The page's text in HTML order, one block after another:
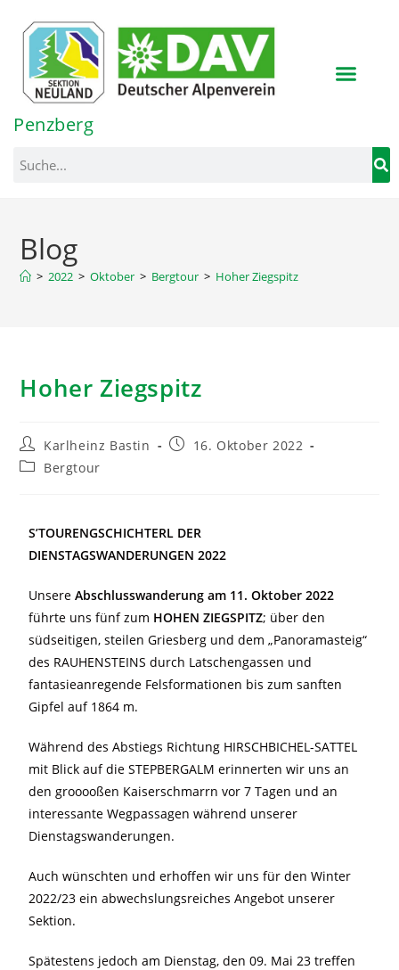
springen
Penzberg
Blog
> 2022 > Oktober > Bergtour > Hoher Ziegspitz
Hoher Ziegspitz
Karlheinz Bastin
16. Oktober 2022
Bergtour
S’TOURENGSCHICHTERL DER
DIENSTAGSWANDERUNGEN 2022
UnsereAbschlusswanderung am 11. Oktober 2022
führte uns fünf zum HOHEN ZIEGSPITZ; über den
südseitigen, steilen Griesberg und dem „Panoramasteig“
des RAUHENSTEINS durch Latschengassen und
fantasieanregende Felsformationen bis zum sanften
Gipfel auf 1864 m.
Während des Abstiegs Richtung HIRSCHBICHEL-SATTEL
mit Blick auf die STEPBERGALM erinnerten wir uns an
den grooooßen Kaiserschmarrn vor 7 Tagen und an
interessante Wegpassagen während unserer
Dienstagswanderungen.
Auch wünschten und erhoffen wir uns für den Winter
2022/23 ein abwechslungsreiches Angebot unserer
Sektion.
Spätestens jedoch am Dienstag, den 09. Mai 23 treffen